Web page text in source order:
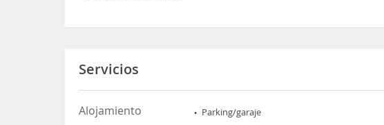
Servicios
Alojamiento Parking/garaje